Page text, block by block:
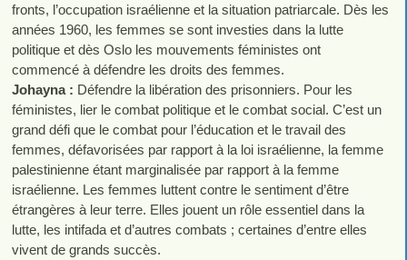
fronts, l’occupation israélienne et la situation patriarcale. Dès les
années 1960, les femmes se sont investies dans la lutte
politique et dès Oslo les mouvements féministes ont
commencé à défendre les droits des femmes.
Johayna : Défendre la libération des prisonniers. Pour les
féministes, lier le combat politique et le combat social. C’est un
grand défi que le combat pour l’éducation et le travail des
femmes, défavorisées par rapport à la loi israélienne, la femme
palestinienne étant marginalisée par rapport à la femme
israélienne. Les femmes luttent contre le sentiment d’être
étrangères à leur terre. Elles jouent un rôle essentiel dans la
lutte, les intifada et d’autres combats ; certaines d’entre elles
vivent de grands succès.